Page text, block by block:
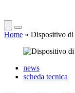
Home » Dispositivo di
news
scheda tecnica